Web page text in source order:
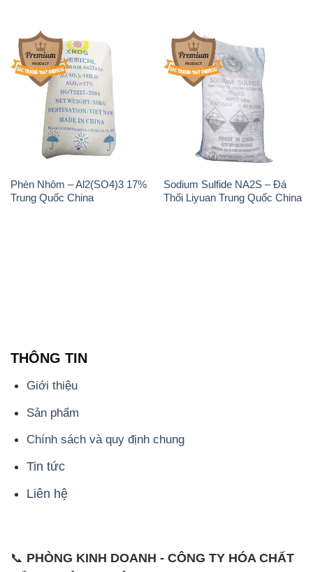
Phèn Nhôm – Al2(SO4)3 17%
Trung Quốc China
Sodium Sulfide NA2S – Đá
Thối Liyuan Trung Quốc China
THÔNG TIN
Giới thiệu
Sản phẩm
Chính sách và quy định chung
Tin tức
Liên hệ
📞 PHÒNG KINH DOANH - CÔNG TY HÓA CHẤT